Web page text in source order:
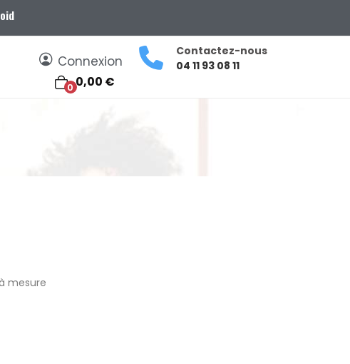
Connexion
Contactez-nous
04 11 93 08 11
0,00 €
0
mesure